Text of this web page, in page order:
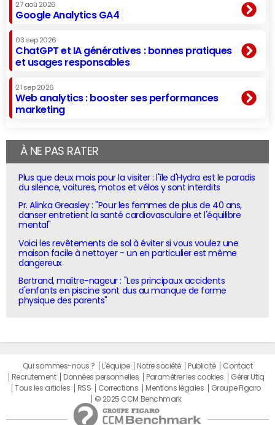
27 aoû 2026
Google Analytics GA4
03 sep 2026
ChatGPT et IA génératives : bonnes pratiques
et usages responsables
21 sep 2026
Web analytics : booster ses performances
marketing
À NE PAS RATER
Plus que deux mois pour la visiter : l'île d'Hydra est le paradis
du silence, voitures, motos et vélos y sont interdits
Pr. Alinka Greasley : "Pour les femmes de plus de 40 ans,
danser entretient la santé cardiovasculaire et l'équilibre
mental"
Voici les revêtements de sol à éviter si vous voulez une
maison facile à nettoyer - un en particulier est même
dangereux
Bertrand, maître-nageur : "Les principaux accidents
d'enfants en piscine sont dus au manque de forme
physique des parents"
Qui sommes-nous ? L'équipe Notre société Publicité
Contact
Recrutement
Données personnelles Paramétrer les cookies
Gérer Utiq
Tous les articles
RSS Corrections Mentions légales
Groupe Figaro
© 2025 CCM Benchmark